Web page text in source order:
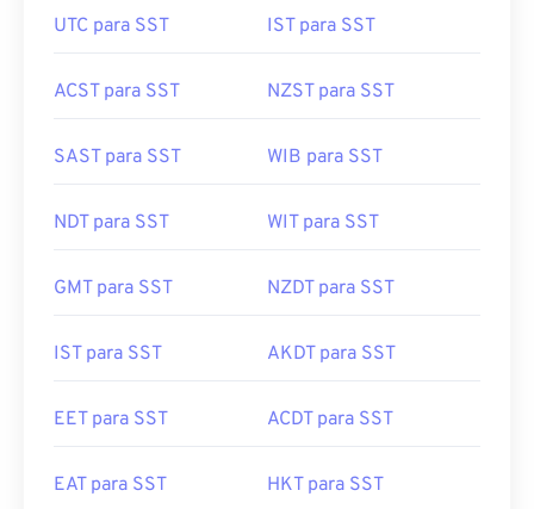
UTC para SST IST para SST
ACST para SST NZST para SST
SAST para SST WIB para SST
NDT para SST WIT para SST
GMT para SST NZDT para SST
IST para SST AKDT para SST
EET para SST ACDT para SST
EAT para SST HKT para SST